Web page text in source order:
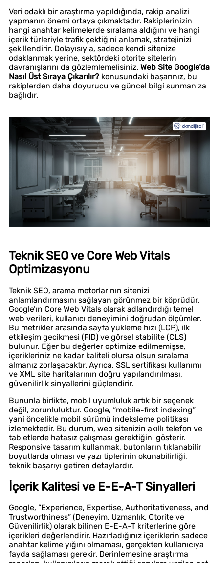
Veri odaklı bir araştırma yapıldığında, rakip analizi
yapmanın önemi ortaya çıkmaktadır. Rakiplerinizin
hangi anahtar kelimelerde sıralama aldığını ve hangi
içerik türleriyle trafik çektiğini anlamak, stratejinizi
şekillendirir. Dolayısıyla, sadece kendi sitenize
odaklanmak yerine, sektördeki otorite sitelerin
davranışlarını da gözlemlemelisiniz. Web Site Google’da
Nasıl Üst Sıraya Çıkarılır? konusundaki başarınız, bu
rakiplerden daha doyurucu ve güncel bilgi sunmanıza
bağlıdır.
Teknik SEO ve Core Web Vitals
Optimizasyonu
Teknik SEO, arama motorlarının sitenizi
anlamlandırmasını sağlayan görünmez bir köprüdür.
Google’ın Core Web Vitals olarak adlandırdığı temel
web verileri, kullanıcı deneyimini doğrudan ölçümler.
Bu metrikler arasında sayfa yükleme hızı (LCP), ilk
etkileşim gecikmesi (FID) ve görsel stabilite (CLS)
bulunur. Eğer bu değerler optimize edilmemişse,
içerikleriniz ne kadar kaliteli olursa olsun sıralama
almanız zorlaşacaktır. Ayrıca, SSL sertifikası kullanımı
ve XML site haritalarının doğru yapılandırılması,
güvenilirlik sinyallerini güçlendirir.
Bununla birlikte, mobil uyumluluk artık bir seçenek
değil, zorunluluktur. Google, “mobile-first indexing”
yani öncelikle mobil sürümü indeksleme politikası
izlemektedir. Bu durum, web sitenizin akıllı telefon ve
tabletlerde hatasız çalışması gerektiğini gösterir.
Responsive tasarım kullanmak, butonların tıklanabilir
boyutlarda olması ve yazı tiplerinin okunabilirliği,
teknik başarıyı getiren detaylardır.
İçerik Kalitesi ve E-E-A-T Sinyalleri
Google, “Experience, Expertise, Authoritativeness, and
Trustworthiness” (Deneyim, Uzmanlık, Otorite ve
Güvenilirlik) olarak bilinen E-E-A-T kriterlerine göre
içerikleri değerlendirir. Hazırladığınız içeriklerin sadece
anahtar kelime yığını olmaması, gerçekten kullanıcıya
fayda sağlaması gerekir. Derinlemesine araştırma